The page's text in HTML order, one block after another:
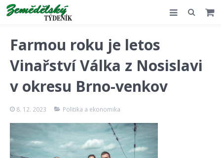
Kontakt
Farmou roku je letos
Vinařství Válka z Nosislavi
v okresu Brno-venkov
8. 12. 2023 Politika a ekonomika